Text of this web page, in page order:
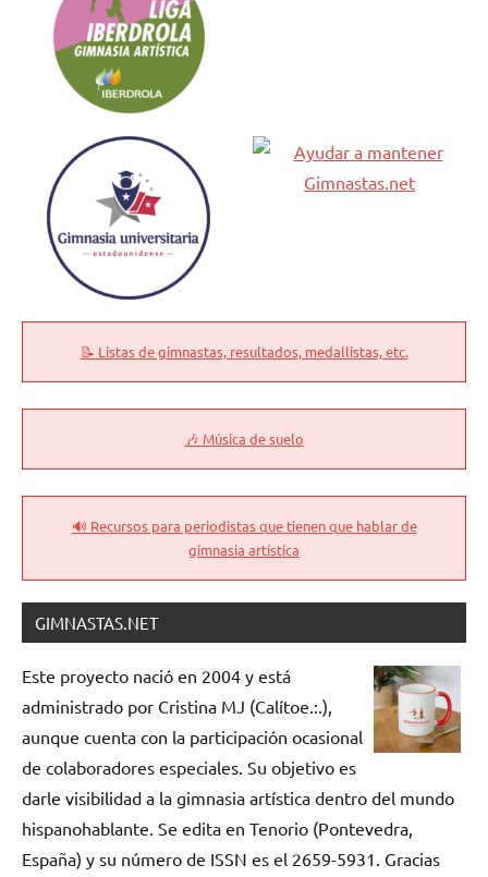
📝 Listas de gimnastas, resultados, medallistas, etc.
🎶 Música de suelo
🔊 Recursos para periodistas que tienen que hablar de
gimnasia artística
GIMNASTAS.NET
Este proyecto nació en 2004 y está
administrado por Cristina MJ (Calítoe.:.),
aunque cuenta con la participación ocasional
de colaboradores especiales. Su objetivo es
darle visibilidad a la gimnasia artística dentro del mundo
hispanohablante. Se edita en Tenorio (Pontevedra,
España) y su número de ISSN es el 2659-5931. Gracias